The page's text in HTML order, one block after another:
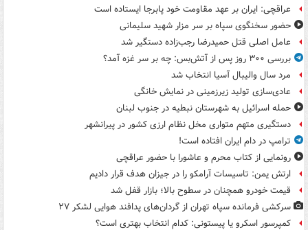
عراقچی: ایران بر عهد مقاومت خود پابرجا ایستاده است
حضور سخنگوی سپاه بر سر مزار شهید سلیمانی
عامل اصلی قتل حمیدرضا رجب‌زاده دستگیر شد
بررسی ۳۰۰ روز پس از آتش‌بس: چه بر سر غزه آمد؟
مرد سال والیبال آسیا انتخاب شد
عادی‌سازی تولید زیرزمینی در نمایش خانگی
حمله اسرائیل به شهرستان نبطیه در جنوب لبنان
دستگیری متهم متواری مخل نظام ارزی کشور در پیرانشهر
ترامپ در دام ایران افتاده است!
رونمایی از کتاب محرم و عاشورا با حضور عراقچی
ارتش یمن: تاسیسات آرامکو را در جیزان هدف قرار دادیم
قیمت خودرو همچنان در سطوح بالا؛ بازار قفل شد
سرکشی فرمانده سپاه تهران از گردان‌های پدافند هوایی لشکر ۲۷
کمپرسور اسکرو یا پیستونی: کدام انتخاب بهتری است؟